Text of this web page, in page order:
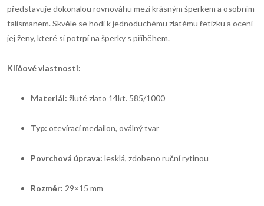
představuje dokonalou rovnováhu mezi krásným šperkem a osobním
talismanem. Skvěle se hodí k jednoduchému zlatému řetízku a ocení
jej ženy, které si potrpí na šperky s příběhem.
Klíčové vlastnosti:
Materiál: žluté zlato 14kt. 585/1000
Typ: otevírací medailon, oválný tvar
Povrchová úprava: lesklá, zdobeno ruční rytinou
Rozměr: 29×15 mm